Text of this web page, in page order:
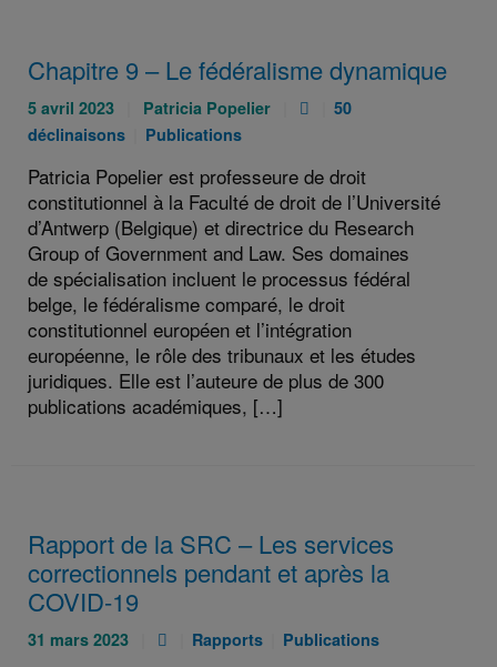
Chapitre 9 – Le fédéralisme dynamique
Publié
le
5 avril 2023
Auteurs
Patricia Popelier
PièceCatégories
50
déclinaisons
Catégories
Publications
Patricia Popelier est professeure de droit
constitutionnel à la Faculté de droit de l’Université
d’Antwerp (Belgique) et directrice du Research
Group of Government and Law. Ses domaines
de spécialisation incluent le processus fédéral
belge, le fédéralisme comparé, le droit
constitutionnel européen et l’intégration
européenne, le rôle des tribunaux et les études
juridiques. Elle est l’auteure de plus de 300
publications académiques, […]
Rapport de la SRC – Les services
correctionnels pendant et après la
COVID-19
Publié
31 mars 2023
PièceCatégories
Rapports
Catégories
Publications